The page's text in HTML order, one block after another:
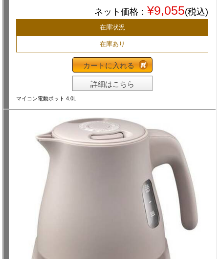
ネット価格： ¥9,055(税込)
在庫状況
在庫あり
カートに入れる
詳細はこちら
マイコン電動ポット 4.0L